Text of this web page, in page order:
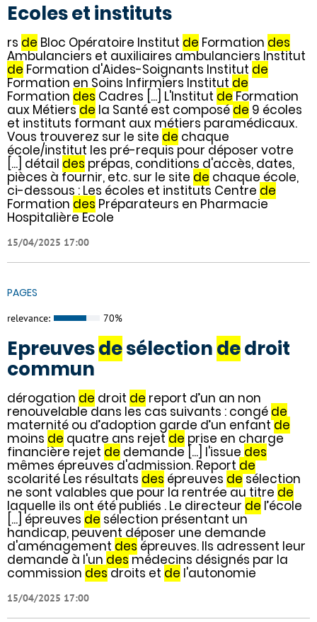
Ecoles et instituts
rs de Bloc Opératoire Institut de Formation des
Ambulanciers et auxiliaires ambulanciers Institut
de Formation d'Aides-Soignants Institut de
Formation en Soins Infirmiers Institut de
Formation des Cadres [...] L'Institut deFormation
aux Métiersde la Santé est composéde 9 écoles
et instituts formant aux métiers paramédicaux.
Vous trouverez sur le site de chaque
école/institut les pré-requis pour déposer votre
[...] détail des prépas, conditions d'accès, dates,
pièces à fournir, etc. sur le site de chaque école,
ci-dessous : Les écoles et instituts Centre de
Formation des Préparateurs en Pharmacie
Hospitalière Ecole
15/04/2025 17:00
PAGES
relevance: 70%
Epreuvesdesélectiondedroit
commun
dérogation de droit de report d’un an non
renouvelable dans les cas suivants : congé de
maternité ou d’adoption garde d’un enfantde
moins de quatre ans rejet de prise en charge
financière rejet de demande [...] l'issue des
mêmes épreuves d'admission. Report de
scolarité Les résultats des épreuves desélection
ne sont valables que pour la rentrée au titre de
laquelle ils ont été publiés . Le directeur de l’école
[...] épreuves de sélection présentant un
handicap, peuvent déposer une demande
d'aménagement des épreuves. Ils adressent leur
demande à l'un desmédecins désignés par la
commission desdroits et de l'autonomie
15/04/2025 17:00